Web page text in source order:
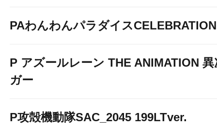
PAわんわんパラダイスCELEBRATION
P アズールレーン THE ANIMATION
ガー
P攻殻機動隊SAC_2045 199LTver.